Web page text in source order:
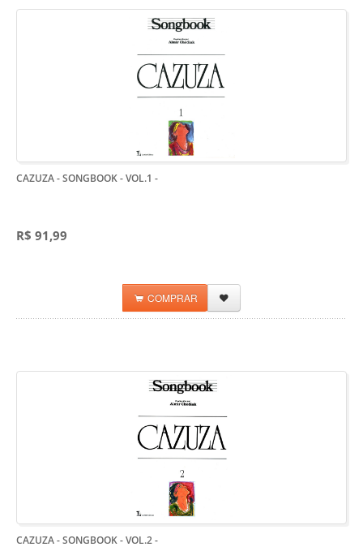
CAZUZA - SONGBOOK - VOL.1 -
R$ 91,99
COMPRAR
CAZUZA - SONGBOOK - VOL.2-